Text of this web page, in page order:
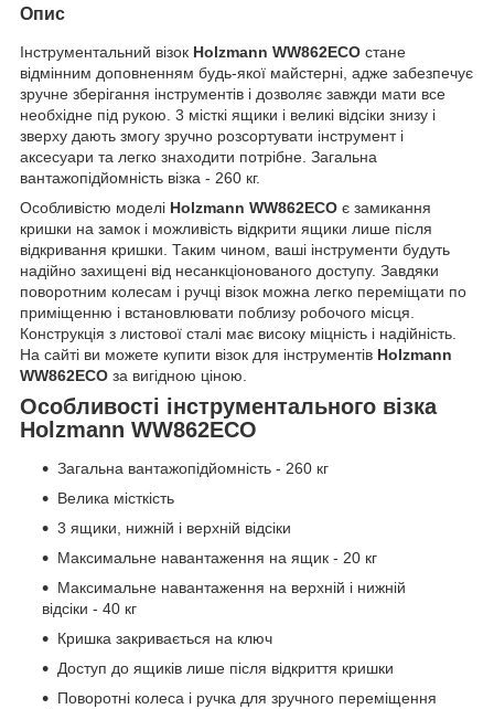
Опис
Інструментальний візок Holzmann WW862ECO стане
відмінним доповненням будь-якої майстерні, адже забезпечує
зручне зберігання інструментів і дозволяє завжди мати все
необхідне під рукою. 3 місткі ящики і великі відсіки знизу і
зверху дають змогу зручно розсортувати інструмент і
аксесуари та легко знаходити потрібне. Загальна
вантажопідйомність візка - 260 кг.
Особливістю моделі Holzmann WW862ECO є замикання
кришки на замок і можливість відкрити ящики лише після
відкривання кришки. Таким чином, ваші інструменти будуть
надійно захищені від несанкціонованого доступу. Завдяки
поворотним колесам і ручці візок можна легко переміщати по
приміщенню і встановлювати поблизу робочого місця.
Конструкція з листової сталі має високу міцність і надійність.
На сайті ви можете купити візок для інструментів Holzmann
WW862ECO за вигідною ціною.
Особливості інструментального візка
Holzmann WW862ECO
Загальна вантажопідйомність - 260 кг
Велика місткість
3 ящики, нижній і верхній відсіки
Максимальне навантаження на ящик - 20 кг
Максимальне навантаження на верхній і нижній
відсіки - 40 кг
Кришка закривається на ключ
Доступ до ящиків лише після відкриття кришки
Поворотні колеса і ручка для зручного переміщення